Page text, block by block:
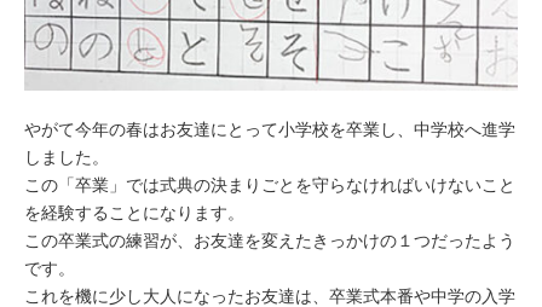
やがて今年の春はお友達にとって小学校を卒業し、中学校へ進学
しました。
この「卒業」では式典の決まりごとを守らなければいけないこと
を経験することになります。
この卒業式の練習が、お友達を変えたきっかけの１つだったよう
です。
これを機に少し大人になったお友達は、卒業式本番や中学の入学